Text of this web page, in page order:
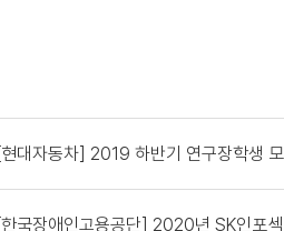
[현대자동차] 2019 하반기 연구장학생
[한국장애인고용공단] 2020년 SK인포섹